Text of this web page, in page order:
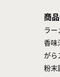
商
ラー
香味
がら
粉末